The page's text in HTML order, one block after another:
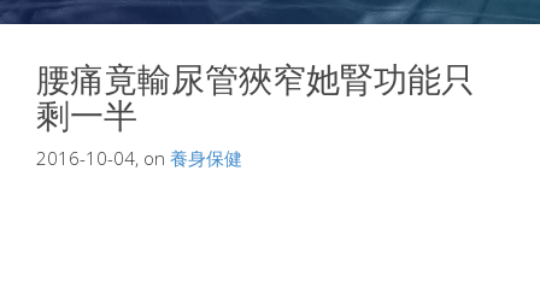
腰痛竟輸尿管狹窄她腎功能只
剩一半
2016-10-04, on 養身保健